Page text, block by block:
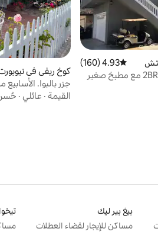
متوسط التقييم 4.93 من 5، 160 مراجعات
4.93 (160)
كوخ ريفي في
الشتاء خصم 35%-45%.
القيمة · عائلي · حُسن
بيغ بير ليك
مساكن للإيجار لقضاء العطلات